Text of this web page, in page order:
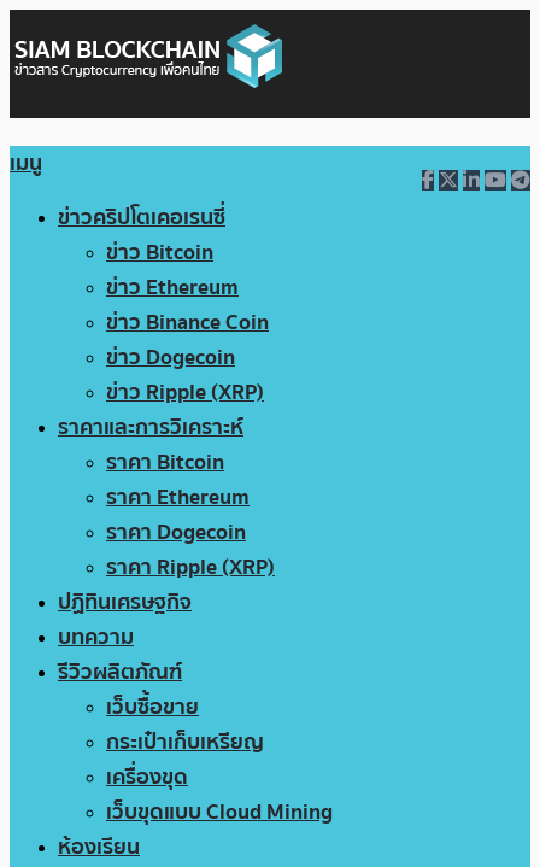
เมนู
ข่าวคริปโตเคอเรนซี่
ข่าว Bitcoin
ข่าว Ethereum
ข่าว Binance Coin
ข่าว Dogecoin
ข่าว Ripple (XRP)
ราคาและการวิเคราะห์
ราคา Bitcoin
ราคา Ethereum
ราคา Dogecoin
ราคา Ripple (XRP)
ปฏิทินเศรษฐกิจ
บทความ
รีวิวผลิตภัณฑ์
เว็บซื้อขาย
กระเป๋าเก็บเหรียญ
เครื่องขุด
เว็บขุดแบบ Cloud Mining
ห้องเรียน